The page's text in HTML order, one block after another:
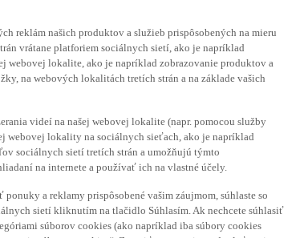
reklám našich produktov a služieb prispôsobených na mieru
vrátane platforiem sociálnych sietí, ako je napríklad
webovej lokalite, ako je napríklad zobrazovanie produktov a
na webových lokalitách tretích strán a na základe vašich
videí na našej webovej lokalite (napr. pomocou služby
webovej lokality na sociálnych sieťach, ako je napríklad
sociálnych sietí tretích strán a umožňujú týmto
na internete a používať ich na vlastné účely.
a reklamy prispôsobené vašim záujmom, súhlaste so
sietí kliknutím na tlačidlo Súhlasím. Ak nechcete súhlasiť
súborov cookies (ako napríklad iba súbory cookies